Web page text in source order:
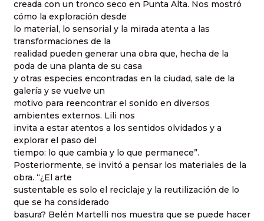
creada con un tronco seco en Punta Alta. Nos mostró
cómo la exploración desde
lo material, lo sensorial y la mirada atenta a las
transformaciones de la
realidad pueden generar una obra que, hecha de la
poda de una planta de su casa
y otras especies encontradas en la ciudad, sale de la
galería y se vuelve un
motivo para reencontrar el sonido en diversos
ambientes externos. Lili nos
invita a estar atentos a los sentidos olvidados y a
explorar el paso del
tiempo: lo que cambia y lo que permanece”.
Posteriormente, se invitó a pensar los materiales de la
obra. “¿El arte
sustentable es solo el reciclaje y la reutilización de lo
que se ha considerado
basura? Belén Martelli nos muestra que se puede hacer